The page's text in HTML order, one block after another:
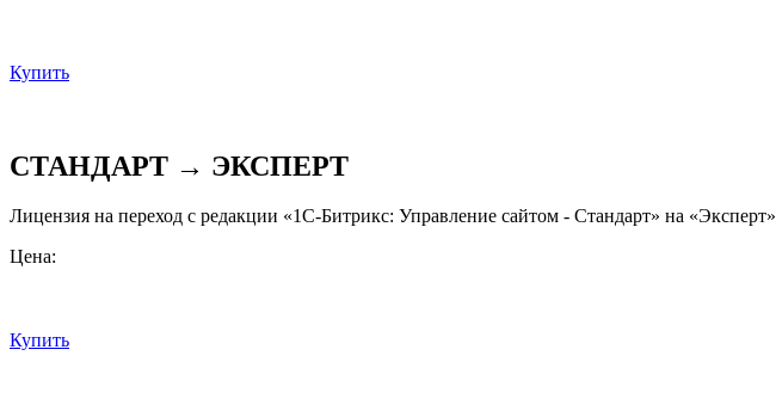
Купить
СТАНДАРТ → ЭКСПЕРТ
Лицензия на переход с редакции «1С-Битрикс: Управление сайтом - Стандарт» на «Эксперт»
Цена:
Купить